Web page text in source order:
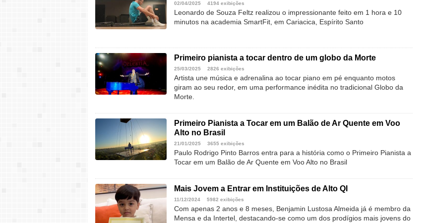
02/04/2025 4194 exibições
Leonardo de Souza Feltz realizou o impressionante feito em 1 hora e 10
minutos na academia SmartFit, em Cariacica, Espírito Santo
Primeiro pianista a tocar dentro de um globo da Morte
25/03/2025 2826 exibições
Artista une música e adrenalina ao tocar piano em pé enquanto motos
giram ao seu redor, em uma performance inédita no tradicional Globo da
Morte.
Primeiro Pianista a Tocar em um Balão de Ar Quente em Voo
Alto no Brasil
21/01/2025 3655 exibições
Paulo Rodrigo Pinto Barros entra para a história como o Primeiro Pianista a
Tocar em um Balão de Ar Quente em Voo Alto no Brasil
Mais Jovem a Entrar em Instituições de Alto QI
11/12/2024 5982 exibições
Com apenas 2 anos e 8 meses, Benjamin Lustosa Almeida já é membro da
Mensa e da Intertel, destacando-se como um dos prodígios mais jovens do